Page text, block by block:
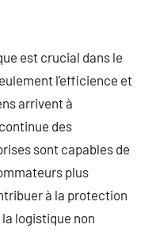
est crucial dans le
l’efficience et
arrivent à
des
sont capables de
plus
à la protection
logistique non